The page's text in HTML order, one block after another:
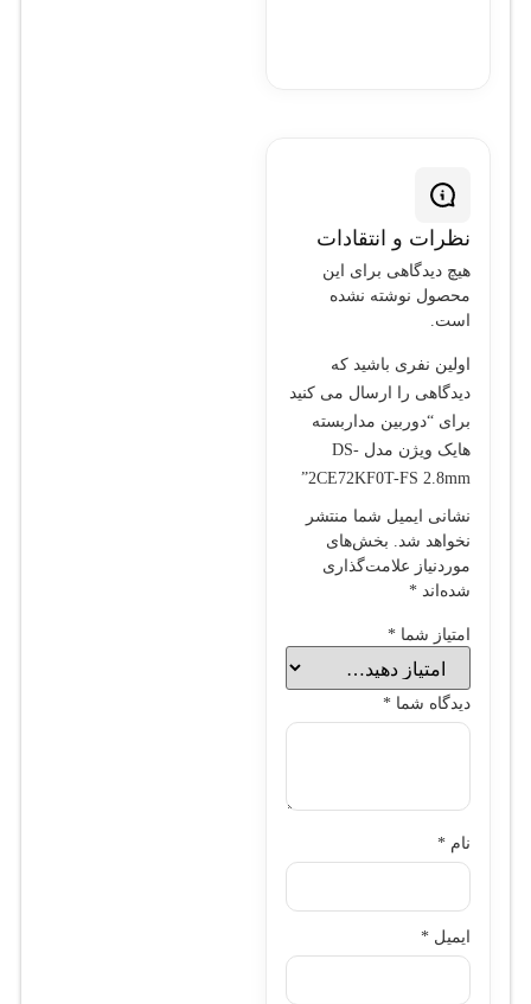
نظرات و انتقادات
هیچ دیدگاهی برای این
محصول نوشته نشده
است.
اولین نفری باشید که
دیدگاهی را ارسال می کنید
برای “دوربین مداربسته
هایک ویژن مدل DS-
2CE72KF0T-FS 2.8mm”
نشانی ایمیل شما منتشر
نخواهد شد. بخش‌های
موردنیاز علامت‌گذاری
شده‌اند *
امتیاز شما *
دیدگاه شما *
نام *
ایمیل *